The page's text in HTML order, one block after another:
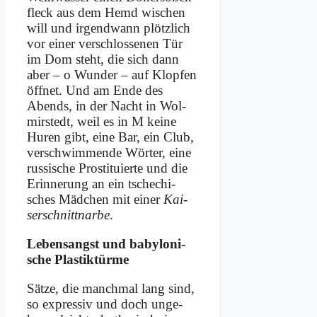
fleck aus dem Hemd wi­schen
will und ir­gend­wann plötz­lich
vor ei­ner ver­schlos­se­nen Tür
im Dom steht, die sich dann
aber – o Wun­der – auf Klop­fen
öff­net. Und am En­de des
Abends, in der Nacht in Wol­
mir­stedt, weil es in M kei­ne
Hu­ren gibt, ei­ne Bar, ein Club,
ver­schwim­men­de Wör­ter, ei­ne
rus­si­sche Pro­sti­tu­ier­te und die
Er­in­ne­rung an ein tsche­chi­
sches Mäd­chen mit ei­ner Kai­
ser­schnitt­nar­be.
Le­bens­angst und ba­by­lo­ni­
sche Pla­stik­tür­me
Sät­ze, die manch­mal lang sind,
so ex­pres­siv und doch un­ge­